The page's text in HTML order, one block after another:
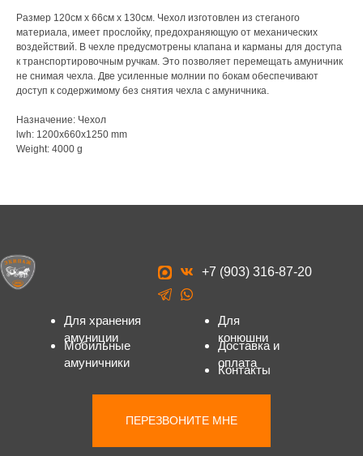
Размер 120см х 66см х 130см. Чехол изготовлен из стеганого
материала, имеет прослойку, предохраняющую от механических
воздействий. В чехле предусмотрены клапана и карманы для доступа
к транспортировочным ручкам. Это позволяет перемещать амуничник
не снимая чехла. Две усиленные молнии по бокам обеспечивают
доступ к содержимому без снятия чехла с амуничника.
Назначение: Чехол
lwh: 1200x660x1250 mm
Weight: 4000 g
Для хранения
амуниции
Мобильные
амуничники
Для
конюшни
Доставка и
оплата
Контакты
+7 (903) 316-87-20
ПЕРЕЗВОНИТЕ МНЕ